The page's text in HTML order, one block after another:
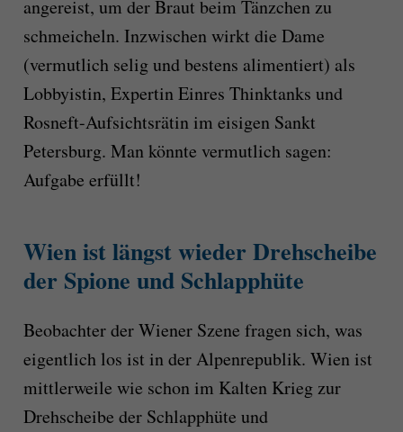
angereist, um der Braut beim Tänzchen zu
schmeicheln. Inzwischen wirkt die Dame
(vermutlich selig und bestens alimentiert) als
Lobbyistin, Expertin Einres Thinktanks und
Rosneft-Aufsichtsrätin im eisigen Sankt
Petersburg. Man könnte vermutlich sagen:
Aufgabe erfüllt!
Wien ist längst wieder Drehscheibe
der Spione und Schlapphüte
Beobachter der Wiener Szene fragen sich, was
eigentlich los ist in der Alpenrepublik. Wien ist
mittlerweile wie schon im Kalten Krieg zur
Drehscheibe der Schlapphüte und